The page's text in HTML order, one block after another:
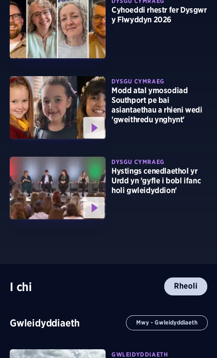
Cyhoeddi rhestr fer Dysgwr
y Flwyddyn 2026
DYSGU CYMRAEG
Modd atal ymosodiad
Southport pe bai
asiantaethau a rhieni wedi
'gweithredu ynghynt'
DYSGU CYMRAEG
Hystings cenedlaethol yr
Urdd yn 'gyfle i bobl ifanc
holi gwleidyddion'
I chi Rheoli
Gwleidyddiaeth Mwy - Gwleidyddiaeth
GWLEIDYDDIAETH